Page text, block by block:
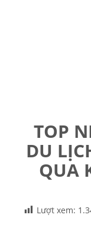
TOP
DU
QUA
Lượt xem: